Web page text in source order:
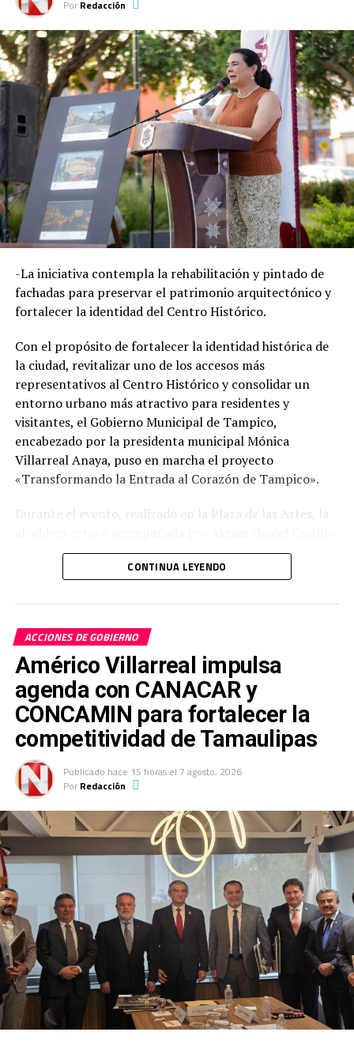
Voluntad y Trabajo, Enriqueta Siller.
TEMAS RELACIONADOS: DIF TAMPICO PRINCIPAL
TAMAULIPAS
TAMPICO
LE SIGUE
Asiste Américo Villarreal a la presentación del Plan
Estratégico de Procuración de Justicia 2026-2029
NO TE PIERDAS
Reafirma Mónica Villarreal compromiso ciudadano con
jornada “Aquí Contigo”
Desde la redacción.
Por Redacción
-La iniciativa contempla la rehabilitación y pintado de
fachadas para preservar el patrimonio arquitectónico y
fortalecer la identidad del Centro Histórico.
Con el propósito de fortalecer la identidad histórica de
la ciudad, revitalizar uno de los accesos más
representativos al Centro Histórico y consolidar un
entorno urbano más atractivo para residentes y
visitantes, el Gobierno Municipal de Tampico,
encabezado por la presidenta municipal Mónica
Villarreal Anaya, puso en marcha el proyecto
«Transformando la Entrada al Corazón de Tampico».
Durante el evento, realizado en la Plaza de las Artes, la
Cárdenas, subdirector y apoderado legal de Fundación
Corazón Urbano A.C.; Socorro Quiroz Álvarez, gerente
Ángel, gerente de Concesión Local Comex; y Claudia
Moctezuma, representante del Nodo Centro Parque del
Clúster Turístico.
En su mensaje, Villarreal Anaya destacó que esta
estrategia busca preservar el patrimonio arquitectónico
del municipio y fortalecer el desarrollo urbano mediante
la rehabilitación y pintado de fachadas, acciones que
contribuirán a mejorar la imagen del Centro Histórico y
a consolidar su atractivo turístico y cultural.
«Hoy damos arranque formal a las acciones que se
desarrollarán a través de la Autoridad del Centro
CONTINUA LEYENDO
ACCIONES DE GOBIERNO
Américo Villarreal impulsa
agenda con CANACAR y
CONCAMIN para fortalecer la
competitividad de Tamaulipas
Publicado hace 15 horas el 7 agosto, 2026
Por Redacción